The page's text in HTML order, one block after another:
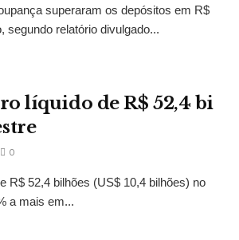
superaram os depósitos em R$
segundo relatório divulgado...
líquido de R$ 52,4 bi
0
R$ 52,4 bilhões (US$ 10,4 bilhões) no
a mais em...